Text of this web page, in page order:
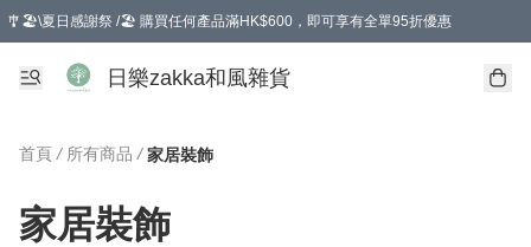
🎐🏖️\夏日感謝祭 /🏖️ 購買任何產品滿HK$600，即可享有全單95折優惠
選擇GoGoX住宅/工商地址配送，單一訂單消費購物滿HK$680(折扣後），可享有
日樂zakka和風雜貨
首頁 / 所有商品 / 家居裝飾
家居裝飾